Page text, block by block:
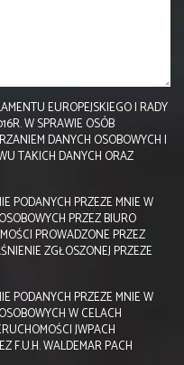
EUROPEJSKIEGO I RADY
W SPRAWIE OSÓB
DANYCH OSOBOWYCH I
TAKICH DANYCH ORAZ
PODANYCH PRZEZE MNIE W
PRZEZ BIURO
PROWADZONE PRZEZ
ZGŁOSZONEJ PRZEZE
PODANYCH PRZEZE MNIE W
W CELACH
JWPACH
F.U.H. WALDEMAR PACH